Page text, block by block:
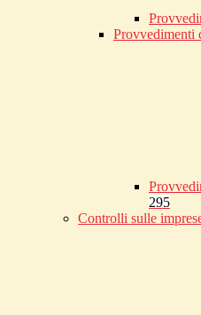
Provvedimenti
295
Controlli sulle